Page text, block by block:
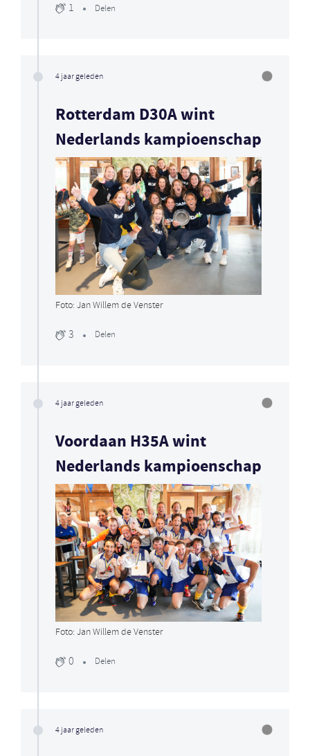
1 Delen
4 jaar geleden
Rotterdam D30A wint
Nederlands kampioenschap
Foto: Jan Willem de Venster
3 Delen
4 jaar geleden
Voordaan H35A wint
Nederlands kampioenschap
Foto: Jan Willem de Venster
0 Delen
4 jaar geleden